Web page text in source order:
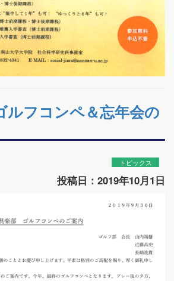
ルフコンペ＆忘年会の
トピックス
投稿日：2019年10月1日